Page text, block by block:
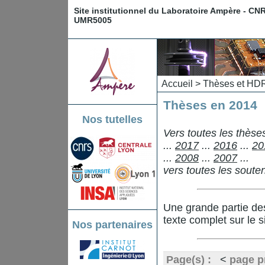
Site institutionnel du Laboratoire Ampère -
UMR5005
Nos tutelles
Nos partenaires
Accueil > Thèses et
Thèses en 2014
Vers toutes les
... 2017... 2016 ...
... 2008 ... 2007...
vers toutes les
Une grande partie
texte complet sur le
Page(s) : < page